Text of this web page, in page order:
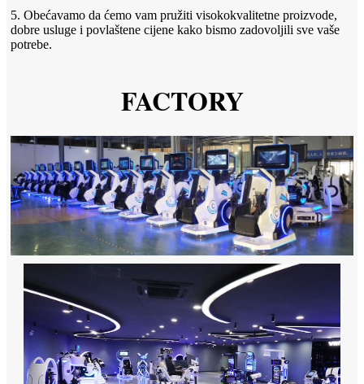
5. Obećavamo da ćemo vam pružiti visokokvalitetne proizvode,
dobre usluge i povlaštene cijene kako bismo zadovoljili sve vaše
potrebe.
FACTORY